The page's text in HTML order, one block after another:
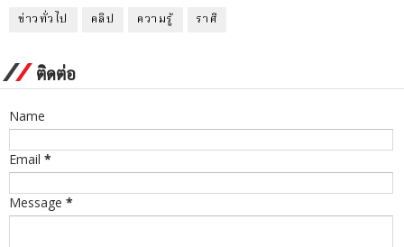
ข่าวทั่วไป คลิป ความรู้ ราศี
ติดต่อ
Name
Email *
Message *